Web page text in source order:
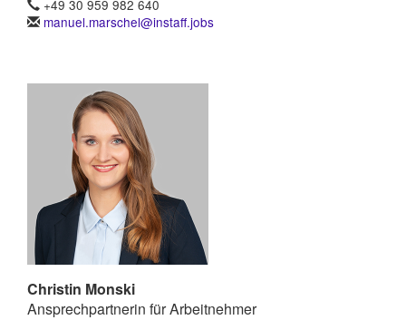
+49 30 959 982 640
manuel.marschel@instaff.jobs
Christin Monski
Ansprechpartnerin für Arbeitnehmer